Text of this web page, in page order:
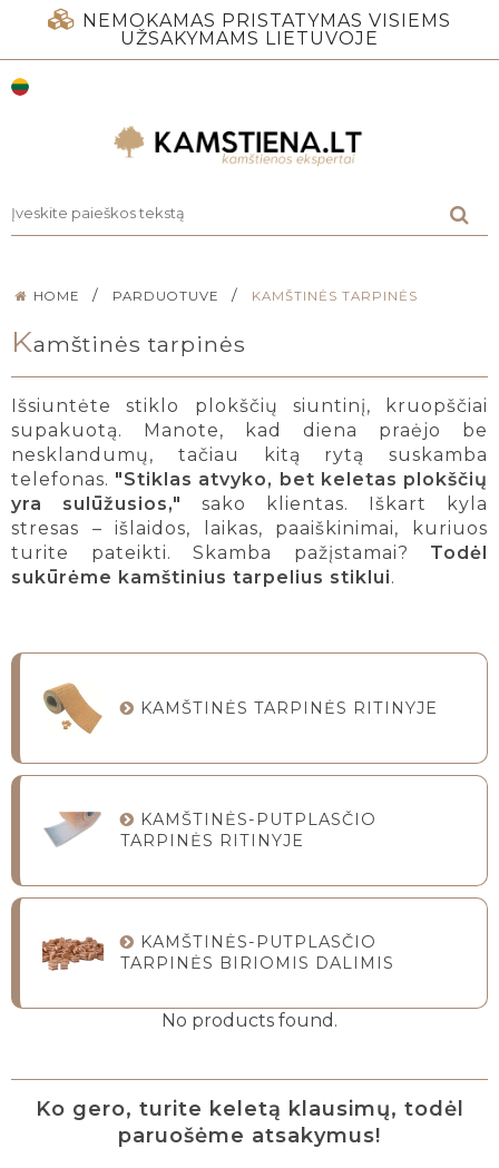
NEMOKAMAS PRISTATYMAS VISIEMS
UŽSAKYMAMS LIETUVOJE
HOME / PARDUOTUVE / KAMŠTINĖS TARPINĖS
Kamštinės tarpinės
Išsiuntėte stiklo plokščių siuntinį, kruopščiai
supakuotą. Manote, kad diena praėjo be
nesklandumų, tačiau kitą rytą suskamba
telefonas. "Stiklas atvyko, bet keletas plokščių
yra sulūžusios,"
sako klientas. Iškart kyla
stresas – išlaidos, laikas, paaiškinimai, kuriuos
turite pateikti. Skamba pažįstamai? Todėl
sukūrėme kamštinius tarpelius stiklui.
KAMŠTINĖS TARPINĖS RITINYJE
KAMŠTINĖS-PUTPLASČIO
TARPINĖS RITINYJE
KAMŠTINĖS-PUTPLASČIO
TARPINĖS BIRIOMIS DALIMIS
No products found.
Ko gero, turite keletą klausimų, todėl
paruošėme atsakymus!